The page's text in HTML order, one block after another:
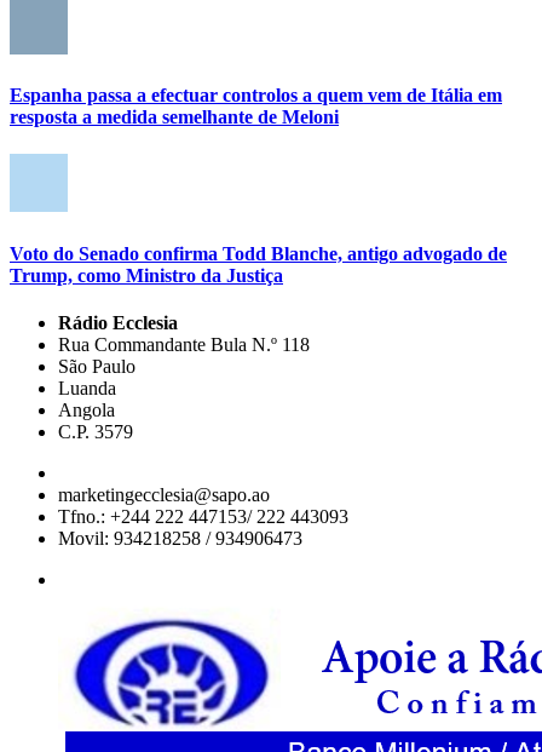
Espanha passa a efectuar controlos a quem vem de Itália em
resposta a medida semelhante de Meloni
Voto do Senado confirma Todd Blanche, antigo advogado de
Trump, como Ministro da Justiça
Rádio Ecclesia
Rua Commandante Bula N.º 118
São Paulo
Luanda
Angola
C.P. 3579
marketingecclesia@sapo.ao
Tfno.: +244 222 447153/ 222 443093
Movil: 934218258 / 934906473